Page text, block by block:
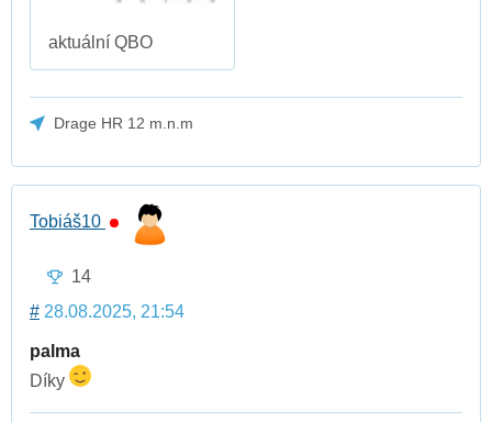
aktuální QBO
Drage HR 12 m.n.m
Tobiáš10
14
# 28.08.2025, 21:54
palma
Díky